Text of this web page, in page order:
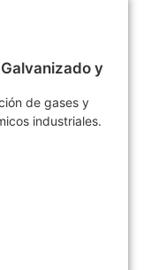
y
de gases y
industriales.